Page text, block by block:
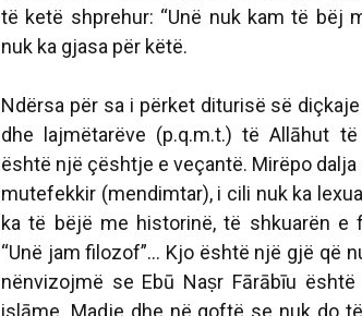
të ketë shprehur: “Unë nuk kam të bëj
nuk ka gjasa për këtë.
Ndërsa për sa i përket diturisë së
dhe lajmëtarëve (p.q.m.t.) të Allāhut
është një çështje e veçantë. Mirëpo
mutefekkir (mendimtar), i cili nuk ka
ka të bëjë me historinë, të shkuarën e
“Unë jam filozof”... Kjo është një gjë që
nënvizojmë se Ebū Naṣr Fārābīu
islāme. Madje dhe në qoftë se nuk do